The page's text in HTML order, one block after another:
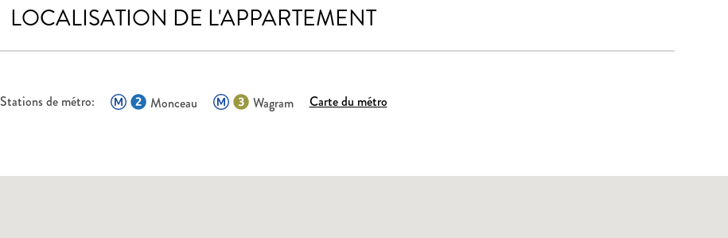
LOCALISATION DE L'APPARTEMENT
Stations de métro: Monceau Wagram Carte du métro